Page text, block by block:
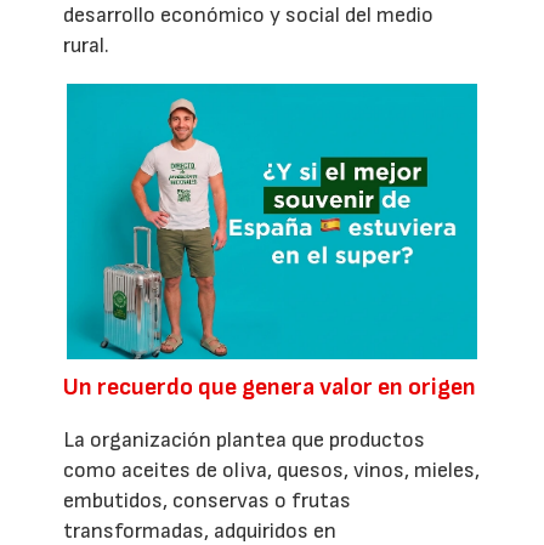
desarrollo económico y social del medio
rural.
Un recuerdo que genera valor en origen
La organización plantea que productos
como aceites de oliva, quesos, vinos, mieles,
embutidos, conservas o frutas
transformadas, adquiridos en